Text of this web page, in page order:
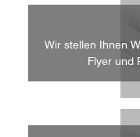
Wir stellen Ihnen
Flyer und